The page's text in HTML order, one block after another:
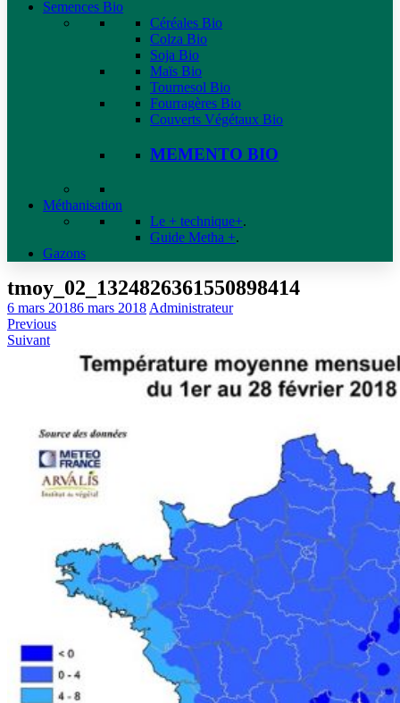
Semences Bio
Céréales Bio
Colza Bio
Soja Bio
Maïs Bio
Tournesol Bio
Fourragères Bio
Couverts Végétaux Bio
MEMENTO BIO
Méthanisation
Le + technique+.
Guide Metha +.
Gazons
tmoy_02_1324826361550898414
6 mars 20186 mars 2018 Administrateur
Previous
Suivant